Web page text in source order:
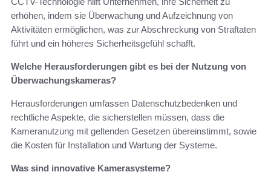
erhöhen, indem sie Überwachung und Aufzeichnung von
Aktivitäten ermöglichen, was zur Abschreckung von Straftaten
führt und ein höheres Sicherheitsgefühl schafft.
Welche Herausforderungen gibt es bei der Nutzung von
Überwachungskameras?
Herausforderungen umfassen Datenschutzbedenken und
rechtliche Aspekte, die sicherstellen müssen, dass die
Kameranutzung mit geltenden Gesetzen übereinstimmt, sowie
die Kosten für Installation und Wartung der Systeme.
Was sind innovative Kamerasysteme?